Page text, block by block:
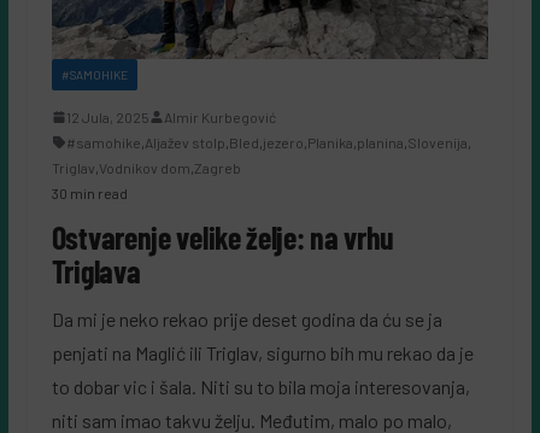
#SAMOHIKE
12 Jula, 2025
Almir Kurbegović
#samohike,Aljažev stolp,Bled,jezero,Planika,planina,Slovenija,
Triglav,Vodnikov dom,Zagreb
30 min read
Ostvarenje velike želje: na vrhu
Triglava
Da mi je neko rekao prije deset godina da ću se ja
penjati na Maglić ili Triglav, sigurno bih mu rekao da je
to dobar vic i šala. Niti su to bila moja interesovanja,
niti sam imao takvu želju. Međutim, malo po malo,